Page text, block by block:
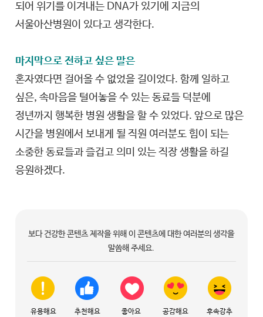
되어 위기를 이겨내는 DNA가 있기에 지금의
서울아산병원이 있다고 생각한다.
마지막으로 전하고 싶은 말은
혼자였다면 걸어올 수 없었을 길이었다. 함께 일하고
싶은, 속마음을 털어놓을 수 있는 동료들 덕분에
정년까지 행복한 병원 생활을 할 수 있었다. 앞으로 많은
시간을 병원에서 보내게 될 직원 여러분도 힘이 되는
소중한 동료들과 즐겁고 의미 있는 직장 생활을 하길
응원하겠다.
보다 건강한 콘텐츠 제작을 위해 이 콘텐츠에 대한 여러분의 생각을
말씀해 주세요.
유용해요 추천해요 좋아요 공감해요 후속강추